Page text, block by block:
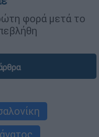
φορά μετά το